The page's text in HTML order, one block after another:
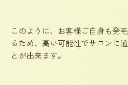
このように、お客様ご自身も発
るため、高い可能性でサロンに
とが出来ます。